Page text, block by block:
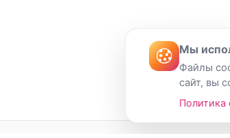
Мы
Файлы
сайт, вы
Политика